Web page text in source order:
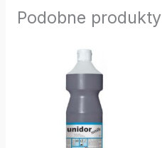
Podobne produkty